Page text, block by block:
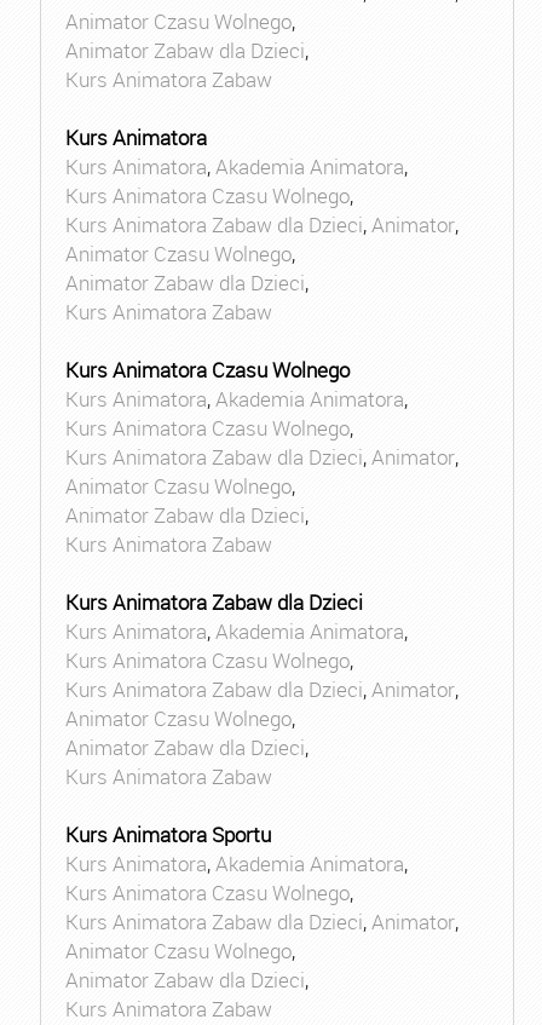
Animator Czasu Wolnego,
Animator Zabaw dla Dzieci,
Kurs Animatora Zabaw
Kurs Animatora
Kurs Animatora,Akademia Animatora,
Kurs Animatora Czasu Wolnego,
Kurs Animatora Zabaw dla Dzieci,Animator,
Animator Czasu Wolnego,
Animator Zabaw dla Dzieci,
Kurs Animatora Zabaw
Kurs Animatora Czasu Wolnego
Kurs Animatora,Akademia Animatora,
Kurs Animatora Czasu Wolnego,
Kurs Animatora Zabaw dla Dzieci,Animator,
Animator Czasu Wolnego,
Animator Zabaw dla Dzieci,
Kurs Animatora Zabaw
Kurs Animatora Zabaw dla Dzieci
Kurs Animatora,Akademia Animatora,
Kurs Animatora Czasu Wolnego,
Kurs Animatora Zabaw dla Dzieci,Animator,
Animator Czasu Wolnego,
Animator Zabaw dla Dzieci,
Kurs Animatora Zabaw
Kurs Animatora Sportu
Kurs Animatora,Akademia Animatora,
Kurs Animatora Czasu Wolnego,
Kurs Animatora Zabaw dla Dzieci,Animator,
Animator Czasu Wolnego,
Animator Zabaw dla Dzieci,
Kurs Animatora Zabaw